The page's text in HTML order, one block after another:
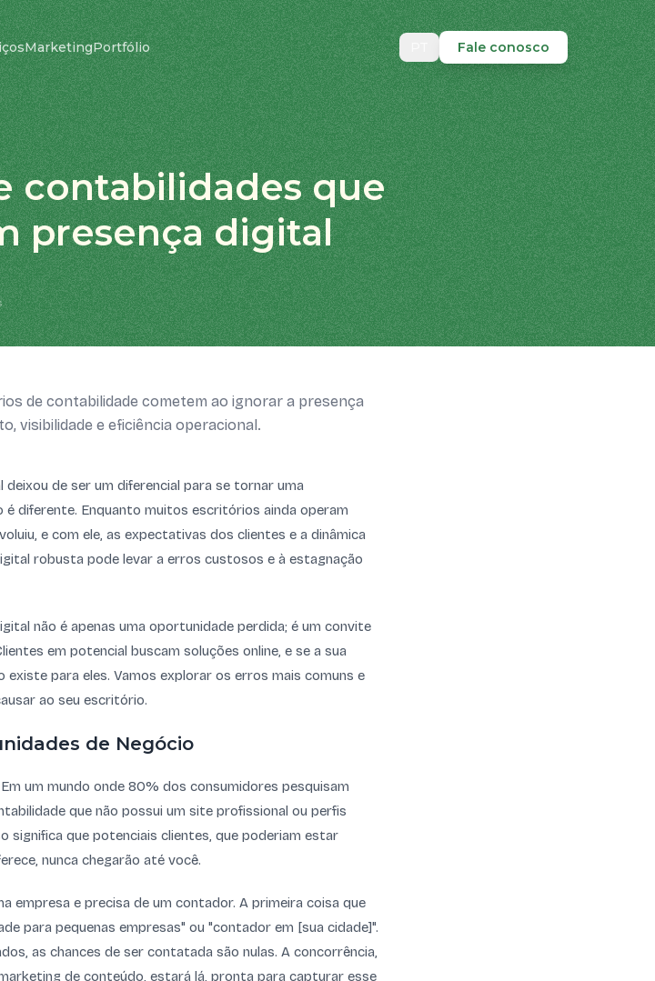
MarketingPortfólio Fale conosco
contabilidades que
presença digital
de contabilidade cometem ao ignorar a presença
visibilidade e eficiência operacional.
de ser um diferencial para se tornar uma
é diferente. Enquanto muitos escritórios ainda operam
e com ele, as expectativas dos clientes e a dinâmica
robusta pode levar a erros custosos e à estagnação
não é apenas uma oportunidade perdida; é um convite
em potencial buscam soluções online, e se a sua
existe para eles. Vamos explorar os erros mais comuns e
ao seu escritório.
de Negócio
um mundo onde 80% dos consumidores pesquisam
que não possui um site profissional ou perfis
significa que potenciais clientes, que poderiam estar
nunca chegarão até você.
empresa e precisa de um contador. A primeira coisa que
para pequenas empresas" ou "contador em [sua cidade]".
as chances de ser contatada são nulas. A concorrência,
de conteúdo, estará lá, pronta para capturar esse